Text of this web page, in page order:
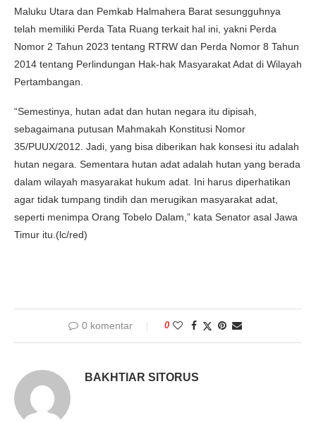
Maluku Utara dan Pemkab Halmahera Barat sesungguhnya
telah memiliki Perda Tata Ruang terkait hal ini, yakni Perda
Nomor 2 Tahun 2023 tentang RTRW dan Perda Nomor 8 Tahun
2014 tentang Perlindungan Hak-hak Masyarakat Adat di Wilayah
Pertambangan.
“Semestinya, hutan adat dan hutan negara itu dipisah,
sebagaimana putusan Mahmakah Konstitusi Nomor
35/PUUX/2012. Jadi, yang bisa diberikan hak konsesi itu adalah
hutan negara. Sementara hutan adat adalah hutan yang berada
dalam wilayah masyarakat hukum adat. Ini harus diperhatikan
agar tidak tumpang tindih dan merugikan masyarakat adat,
seperti menimpa Orang Tobelo Dalam,” kata Senator asal Jawa
Timur itu.(lc/red)
0 komentar 0
BAKHTIAR SITORUS